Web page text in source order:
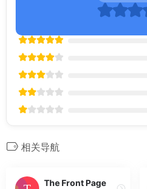
相关导航
The Front Page